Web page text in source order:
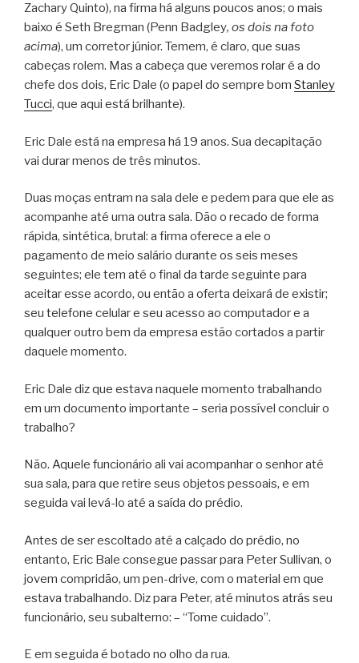
Zachary Quinto), na firma há alguns poucos anos; o mais
baixo é Seth Bregman (Penn Badgley, os dois na foto
acima), um corretor júnior. Temem, é claro, que suas
cabeças rolem. Mas a cabeça que veremos rolar é a do
chefe dos dois, Eric Dale (o papel do sempre bom Stanley
Tucci, que aqui está brilhante).
Eric Dale está na empresa há 19 anos. Sua decapitação
vai durar menos de três minutos.
Duas moças entram na sala dele e pedem para que ele as
acompanhe até uma outra sala. Dão o recado de forma
rápida, sintética, brutal: a firma oferece a ele o
pagamento de meio salário durante os seis meses
seguintes; ele tem até o final da tarde seguinte para
aceitar esse acordo, ou então a oferta deixará de existir;
seu telefone celular e seu acesso ao computador e a
qualquer outro bem da empresa estão cortados a partir
daquele momento.
Eric Dale diz que estava naquele momento trabalhando
em um documento importante – seria possível concluir o
trabalho?
Não. Aquele funcionário ali vai acompanhar o senhor até
sua sala, para que retire seus objetos pessoais, e em
seguida vai levá-lo até a saída do prédio.
Antes de ser escoltado até a calçado do prédio, no
entanto, Eric Bale consegue passar para Peter Sullivan, o
jovem compridão, um pen-drive, com o material em que
estava trabalhando. Diz para Peter, até minutos atrás seu
funcionário, seu subalterno: – “Tome cuidado”.
E em seguida é botado no olho da rua.